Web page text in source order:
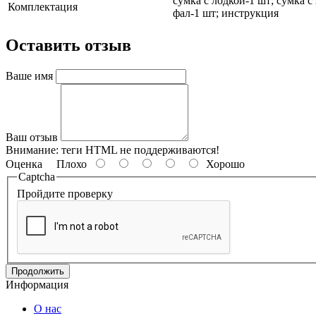
Комплектация
фал-1 шт; инструкция
Оставить отзыв
Ваше имя
Ваш отзыв
Внимание: теги HTML не поддерживаются!
Оценка Плохо
Хорошо
Captcha
Пройдите проверку
Продолжить
Информация
О нас